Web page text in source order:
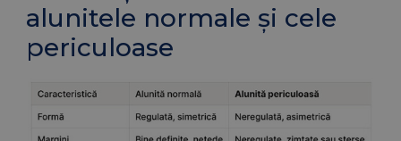
alunitele normale și cele
periculoase